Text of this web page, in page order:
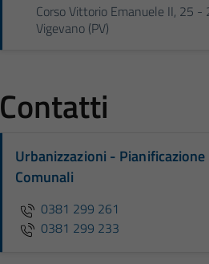
Corso Vittorio Emanuele II, 25 -
Vigevano (PV)
Contatti
Urbanizzazioni -
Comunali
0381 299 261
0381 299 233